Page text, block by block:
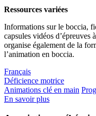
Ressources variées
Informations sur le boccia,
capsules vidéos
organise également de la
l’animation en boccia.
Français
Déficience motrice
Animations clé en main
En savoir plus